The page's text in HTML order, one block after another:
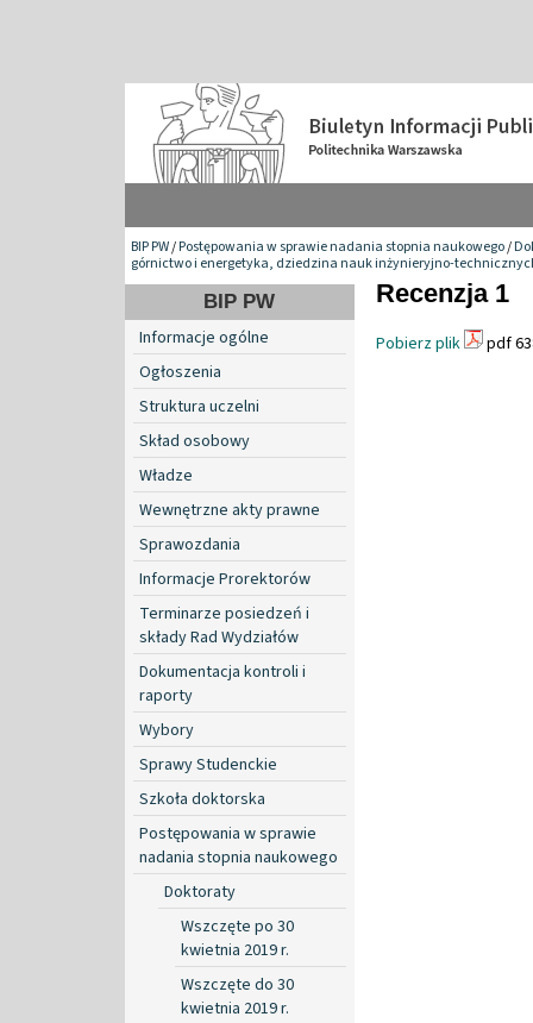
BIP PW/Postępowania w sprawie nadania stopnia naukowego/
górnictwo i energetyka, dziedzina nauk inżynieryjno-
BIP PW
Informacje ogólne
Ogłoszenia
Struktura uczelni
Skład osobowy
Władze
Wewnętrzne akty prawne
Sprawozdania
Informacje Prorektorów
Terminarze posiedzeń i
składy Rad Wydziałów
Dokumentacja kontroli i
raporty
Wybory
Sprawy Studenckie
Szkoła doktorska
Postępowania w sprawie
nadania stopnia naukowego
Doktoraty
Wszczęte po 30
kwietnia 2019 r.
Wszczęte do 30
kwietnia 2019 r.
Recenzja 1
Pobierz plik pdf